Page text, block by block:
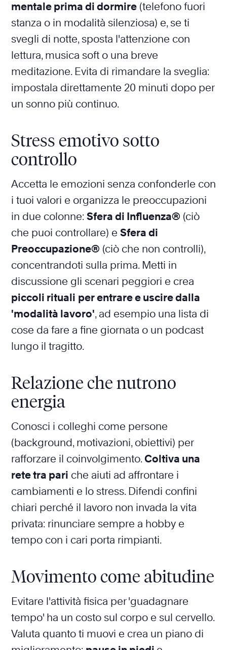
mentale prima di dormire (telefono fuori
stanza o in modalità silenziosa) e, se ti
svegli di notte, sposta l'attenzione con
lettura, musica soft o una breve
meditazione. Evita di rimandare la sveglia:
impostala direttamente 20 minuti dopo per
un sonno più continuo.
Stress emotivo sotto
controllo
Accetta le emozioni senza confonderle con
i tuoi valori e organizza le preoccupazioni
in due colonne: Sfera di Influenza® (ciò
che puoi controllare) e Sfera di
Preoccupazione® (ciò che non controlli),
concentrandoti sulla prima. Metti in
discussione gli scenari peggiori e crea
piccoli rituali per entrare e uscire dalla
'modalità lavoro', ad esempio una lista di
cose da fare a fine giornata o un podcast
lungo il tragitto.
Relazione che nutrono
energia
Conosci i colleghi come persone
(background, motivazioni, obiettivi) per
rafforzare il coinvolgimento. Coltiva una
rete tra pari che aiuti ad affrontare i
cambiamenti e lo stress. Difendi confini
chiari perché il lavoro non invada la vita
privata: rinunciare sempre a hobby e
tempo con i cari porta rimpianti.
Movimento come abitudine
Evitare l'attività fisica per 'guadagnare
tempo' ha un costo sul corpo e sul cervello.
Valuta quanto ti muovi e crea un piano di